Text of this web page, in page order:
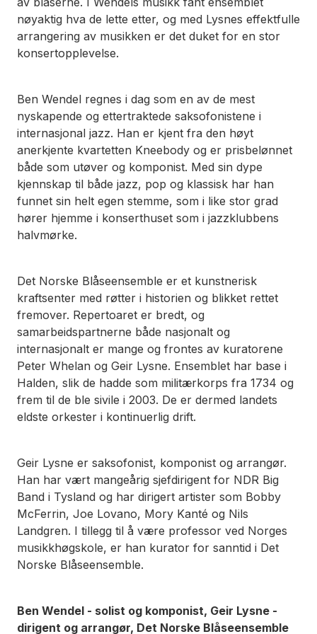
nøyaktig hva de lette etter, og med Lysnes effektfulle
arrangering av musikken er det duket for en stor
konsertopplevelse.
Ben Wendel regnes i dag som en av de mest
nyskapende og ettertraktede saksofonistene i
internasjonal jazz. Han er kjent fra den høyt
anerkjente kvartetten Kneebody og er prisbelønnet
både som utøver og komponist. Med sin dype
kjennskap til både jazz, pop og klassisk har han
funnet sin helt egen stemme, som i like stor grad
hører hjemme i konserthuset som i jazzklubbens
halvmørke.
Det Norske Blåseensemble er et kunstnerisk
kraftsenter med røtter i historien og blikket rettet
fremover. Repertoaret er bredt, og
samarbeidspartnerne både nasjonalt og
internasjonalt er mange og frontes av kuratorene
Peter Whelan og Geir Lysne. Ensemblet har base i
Halden, slik de hadde som militærkorps fra 1734 og
frem til de ble sivile i 2003. De er dermed landets
eldste orkester i kontinuerlig drift.
Geir Lysne er saksofonist, komponist og arrangør.
Han har vært mangeårig sjefdirigent for NDR Big
Band i Tysland og har dirigert artister som Bobby
McFerrin, Joe Lovano, Mory Kanté og Nils
Landgren. I tillegg til å være professor ved Norges
musikkhøgskole, er han kurator for sanntid i Det
Norske Blåseensemble.
Ben Wendel - solist og komponist, Geir Lysne -
dirigent og arrangør, Det Norske Blåseensemble